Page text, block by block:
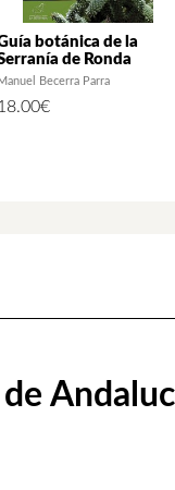
botánica de la
de Ronda
Manuel Becerra Parra
€